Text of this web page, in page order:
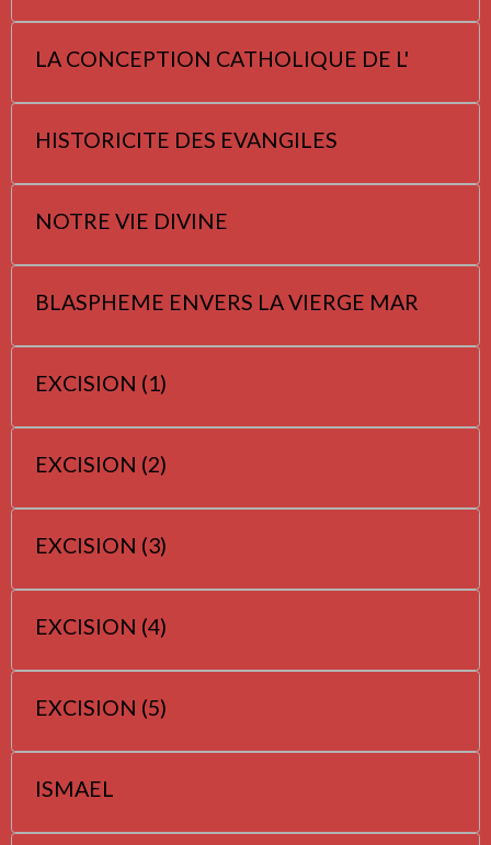
LA CONCEPTION CATHOLIQUE DE L'
HISTORICITE DES EVANGILES
NOTRE VIE DIVINE
BLASPHEME ENVERS LA VIERGE MAR
EXCISION (1)
EXCISION (2)
EXCISION (3)
EXCISION (4)
EXCISION (5)
ISMAEL